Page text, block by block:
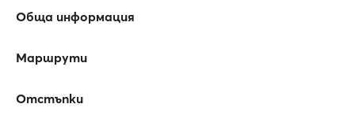
Обща информация
Маршрути
Отстъпки